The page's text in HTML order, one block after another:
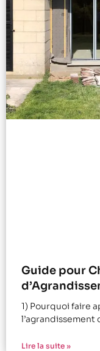
Guide pour
1) Pourquoi faire
l’agrandissement
Lire la suite »